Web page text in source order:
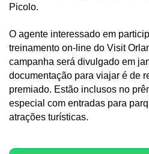
Picolo.
O agente interessado em
treinamento on-line do Visit
campanha será divulgado em
documentação para viajar é de
premiado. Estão inclusos no
especial com entradas para
atrações turísticas.